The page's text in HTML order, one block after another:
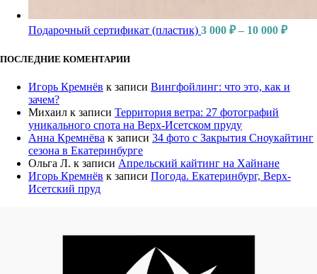
Подарочный сертификат (пластик) 3 000 ₽ – 10 000 ₽
ПОСЛЕДНИЕ КОМЕНТАРИИ
Игорь Кремнёв к записи Вингфойлинг: что это, как и
зачем?
Михаил к записи Территория ветра: 27 фотографий
уникального спота на Верх-Исетском пруду
Анна Кремнёва к записи 34 фото с Закрытия Сноукайтинг
сезона в Екатеринбурге
Ольга Л. к записи Апрельский кайтинг на Хайнане
Игорь Кремнёв к записи Погода. Екатеринбург, Верх-
Исетский пруд